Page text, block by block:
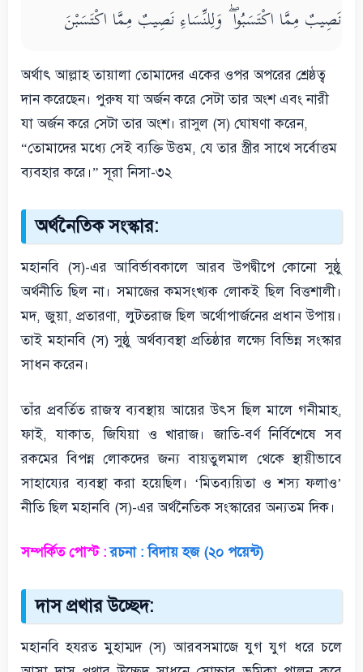
نَصِيبٌ مِمَّا اكْتَسَبُوا ۖ وَلِلنِّسَاءِ نَصِيبٌ مِمَّا اكْتَسَبْنَ
অর্থাৎ আল্লাহ তায়ালা তোমাদের একের ওপর অপরের শ্রেষ্ঠত্ব
দান করেছেন। পুরুষ যা অর্জন করে সেটা তার অংশ এবং নারী
যা অর্জন করে সেটা তার অংশ। রাসুল (স) ঘোষণা করেন,
“তোমাদের মধ্যে সেই ব্যক্তি উত্তম, যে তার স্ত্রীর সাথে সর্বোত্তম
ব্যবহার করে।” সূরা নিসা-৩২
অর্থনৈতিক সংস্কার:
মহানবি (স)-এর আবির্ভাবকালে আরব উপদ্বীপে কোনো সুষ্ঠু
অর্থনীতি ছিল না। সমাজের কমসংখ্যক লোকই ছিল বিত্তশালী।
মদ, জুয়া, প্রতারণা, লুটতরাজ ছিল অর্থোপার্জনের প্রধান উপায়।
তাই মহানবি (স) সুষ্ঠু অর্থব্যবস্থা প্রতিষ্ঠার লক্ষ্যে বিভিন্ন সংস্কার
সাধন করেন।
তাঁর প্রবর্তিত রাজস্ব ব্যবস্থায় আয়ের উৎস ছিল মালে গনীমাহ,
ফাই, যাকাত, জিযিয়া ও খারাজ। জাতি-বর্ণ নির্বিশেষে সব
রকমের বিপন্ন লোকদের জন্য বায়তুলমাল থেকে স্থায়ীভাবে
সাহায্যের ব্যবস্থা করা হয়েছিল। ‘মিতব্যয়িতা ও শস্য ফলাও’
নীতি ছিল মহানবি (স)-এর অর্থনৈতিক সংস্কারের অন্যতম দিক।
সম্পর্কিত পোস্ট : রচনা : বিদায় হজ (২০ পয়েন্ট)
দাস প্রথার উচ্ছেদ:
মহানবি হযরত মুহাম্মদ (স) আরবসমাজে যুগ যুগ ধরে চলে